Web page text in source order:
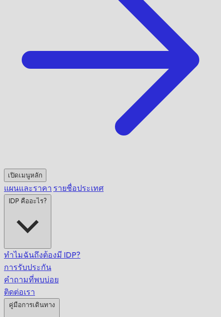
เปิดเมนูหลัก
แผนและราคา รายชื่อประเทศ
IDP คืออะไร?
ทำไมฉันถึงต้องมี IDP?
การรับประกัน
คำถามที่พบบ่อย
ติดต่อเรา
คู่มือการเดินทาง